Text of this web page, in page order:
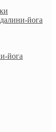
йога
йога